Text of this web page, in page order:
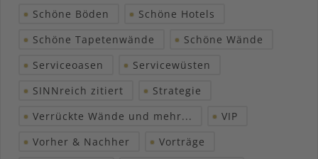
Schöne Böden
Schöne Hotels
Schöne Tapetenwände
Schöne Wände
Serviceoasen
Servicewüsten
SINNreich zitiert
Strategie
Verrückte Wände und mehr...
VIP
Vorher & Nachher
Vorträge